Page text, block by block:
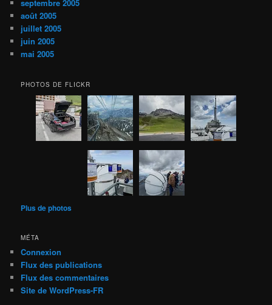
septembre 2005
août 2005
juillet 2005
juin 2005
mai 2005
PHOTOS DE FLICKR
Plus de photos
MÉTA
Connexion
Flux des publications
Flux des commentaires
Site de WordPress-FR